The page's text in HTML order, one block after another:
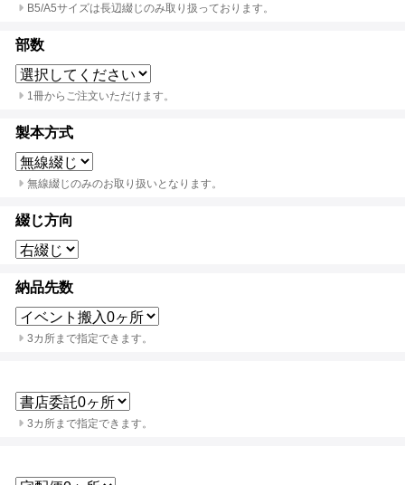
B5/A5サイズは長辺綴じのみ取り扱っております。
部数
1冊からご注文いただけます。
製本方式
無線綴じのみのお取り扱いとなります。
綴じ方向
納品先数
3カ所まで指定できます。
3カ所まで指定できます。